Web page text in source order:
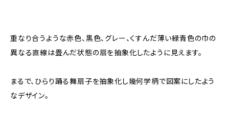
重なり合うような赤色、黒色、グレー、くすんだ薄い緑青色の巾の
異なる直線は畳んだ状態の扇を抽象化したように見えます。
まるで、ひらり踊る舞扇子を抽象化し幾何学柄で図案にしたよう
なデザイン。